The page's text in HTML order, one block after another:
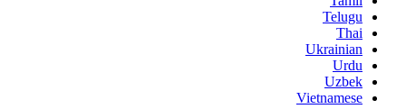
Telugu
Thai
Ukrainian
Urdu
Uzbek
Vietnamese